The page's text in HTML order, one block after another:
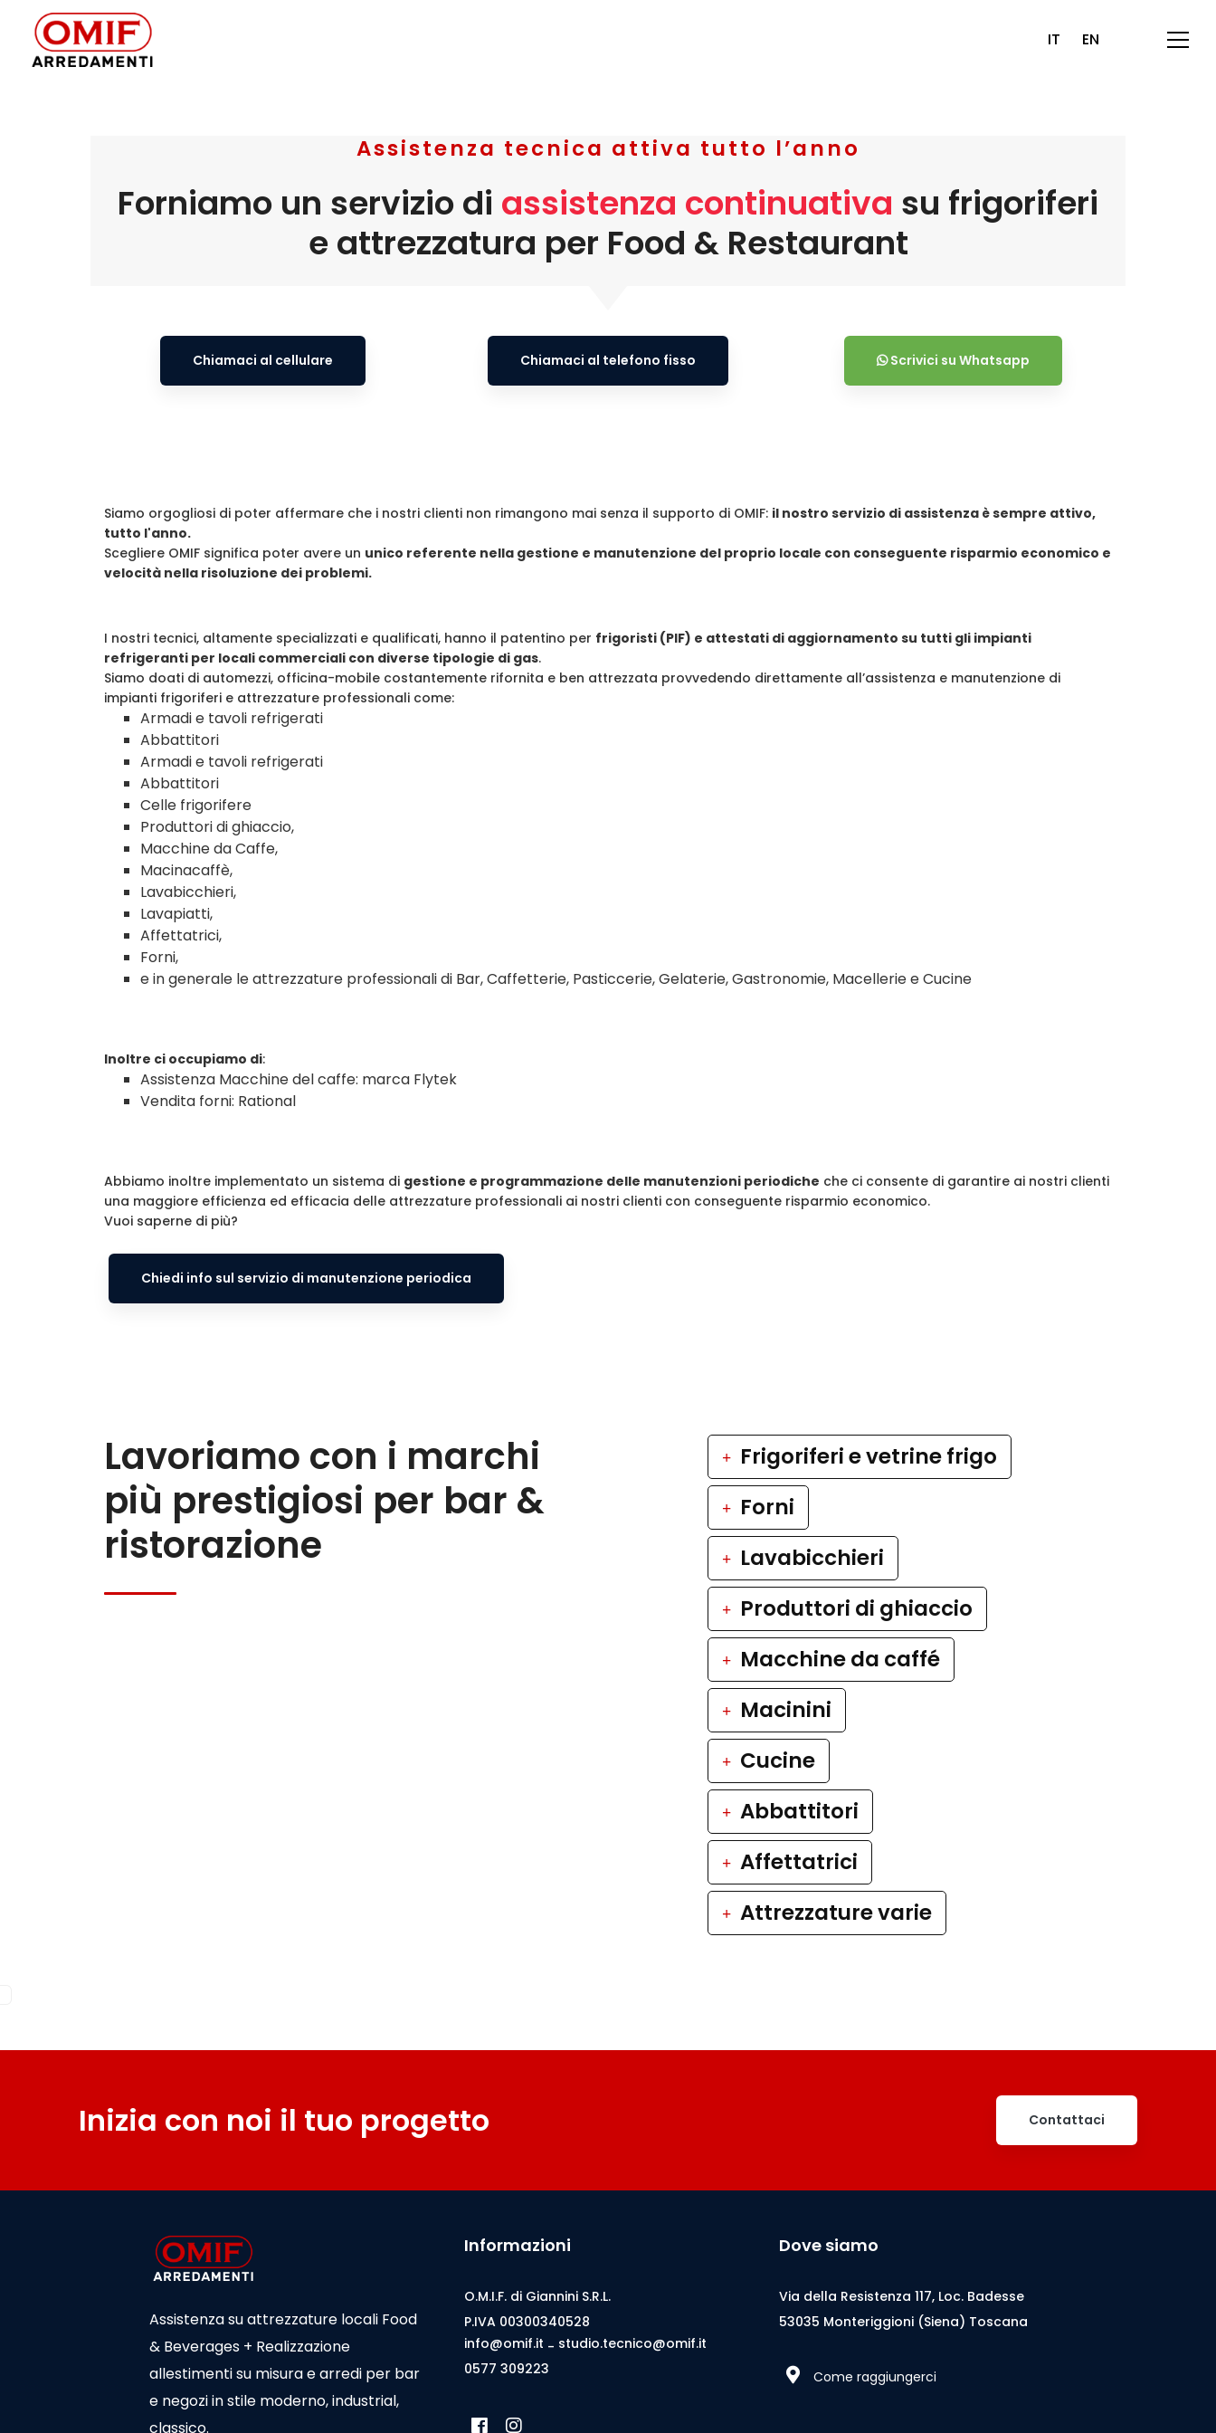
IT EN
Assistenza tecnica attiva tutto l’anno
Forniamo un servizio di assistenza continuativa su frigoriferi
e attrezzatura per Food & Restaurant
Chiamaci al cellulare Chiamaci al telefono fisso Scrivici su Whatsapp
Siamo orgogliosi di poter affermare che i nostri clienti non rimangono mai senza il supporto di OMIF: il nostro servizio di assistenza è sempre attivo,
tutto l'anno.
Scegliere OMIF significa poter avere un unico referente nella gestione e manutenzione del proprio locale con conseguente risparmio economico e
velocità nella risoluzione dei problemi.
I nostri tecnici, altamente specializzati e qualificati, hanno il patentino per frigoristi (PIF) e attestati di aggiornamento su tutti gli impianti
refrigeranti per locali commerciali con diverse tipologie di gas.
Siamo doati di automezzi, officina-mobile costantemente rifornita e ben attrezzata provvedendo direttamente all’assistenza e manutenzione di
impianti frigoriferi e attrezzature professionali come:
Armadi e tavoli refrigerati
Abbattitori
Armadi e tavoli refrigerati
Abbattitori
Celle frigorifere
Produttori di ghiaccio,
Macchine da Caffe,
Macinacaffè,
Lavabicchieri,
Lavapiatti,
Affettatrici,
Forni,
e in generale le attrezzature professionali di Bar, Caffetterie, Pasticcerie, Gelaterie, Gastronomie, Macellerie e Cucine
Inoltre ci occupiamo di:
Assistenza Macchine del caffe: marca Flytek
Vendita forni: Rational
Abbiamo inoltre implementato un sistema di gestione e programmazione delle manutenzioni periodiche che ci consente di garantire ai nostri clienti
una maggiore efficienza ed efficacia delle attrezzature professionali ai nostri clienti con conseguente risparmio economico.
Vuoi saperne di più?
Chiedi info sul servizio di manutenzione periodica
Lavoriamo con i marchi
più prestigiosi per bar &
ristorazione
Frigoriferi e vetrine frigo
Forni
Lavabicchieri
Produttori di ghiaccio
Macchine da caffé
Macinini
Cucine
Abbattitori
Affettatrici
Attrezzature varie
Inizia con noi il tuo progetto Contattaci
Assistenza su attrezzature locali Food
& Beverages + Realizzazione
allestimenti su misura e arredi per bar
e negozi in stile moderno, industrial,
classico.
Informazioni
O.M.I.F. di Giannini S.R.L.
P.IVA 00300340528
info@omif.it - studio.tecnico@omif.it
0577 309223
Dove siamo
Via della Resistenza 117, Loc. Badesse
53035 Monteriggioni (Siena) Toscana
Come raggiungerci